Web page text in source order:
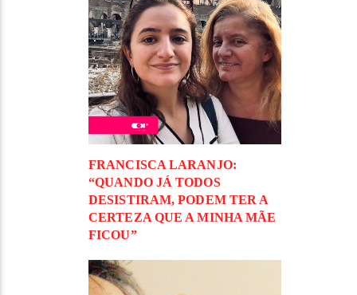
FRANCISCA LARANJO:
“QUANDO JÁ TODOS
DESISTIRAM, PODEM TER A
CERTEZA QUE A MINHA MÃE
FICOU”